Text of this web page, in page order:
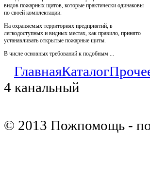
видов пожарных щитов, которые практически одинаковы
по своей комплектации.
На охраняемых территориях предприятий, в
легкодоступных и видных местах, как правило, принято
устанавливать открытые пожарные щиты.
В числе основных требований к подобным ...
ГлавнаяКаталог
4 канальный
© 2013 Пожпомощь -